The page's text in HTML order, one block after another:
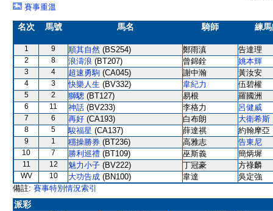
賽事重溫
名次 馬號 馬名 騎師 練
1 9 順其自然 (BS254) 鄭雨滇 告達理
2 8 浪濤浪 (BT207) 曾錦銓 姚本輝
3 4 超速勇駒 (CA045) 謝中瀚 黃汝安
4 3 快樂人生 (BV332) 韋紀力 伍碧權
5 2 獅驄 (BT127) 易根 羅國洲
6 11 神話 (BV233) 李格力 呂健威
7 6 再好 (CA193) 白布朗 大衛希斯
8 5 駿福星 (CA137) 薛達祺 約翰摩亞
9 1 穩操勝券 (BT236) 高雅志 告東尼
10 7 勝利巡禮 (BT109) 巫斯義 簡炳墀
11 12 魅力小子 (BV222) 丁冠豪 方祿麟
WV 10 大功告成 (BN100) 韋達
吳定強
備註: 賽事特別情況索引
派彩